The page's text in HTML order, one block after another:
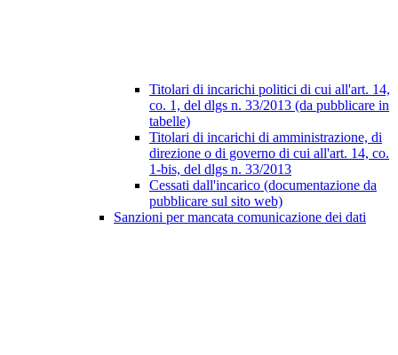
Titolari di incarichi politici di cui all'art. 14,
co. 1, del dlgs n. 33/2013 (da pubblicare in
tabelle)
Titolari di incarichi di amministrazione, di
direzione o di governo di cui all'art. 14, co.
1-bis, del dlgs n. 33/2013
Cessati dall'incarico (documentazione da
pubblicare sul sito web)
Sanzioni per mancata comunicazione dei dati